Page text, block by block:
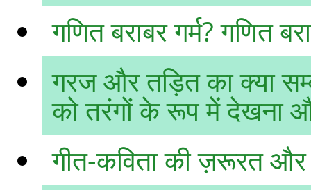
गणित बराबर गर्म? गणित
गरज और तड़ि‍त का क्या
को तरंगों के रूप में देखना
गीत-कविता की ज़रूरत